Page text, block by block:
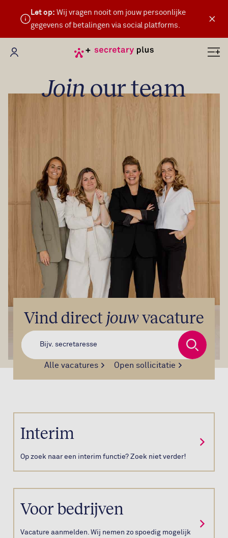
×
Let op: Wij vragen nooit om jouw persoonlijke
gegevens of betalingen via social platforms.
Mijn Secretary Plus
Joinour team
Vind direct jouwvacature
Zoeken
Alle vacatures Open sollicitatie
Interim
Op zoek naar een interim functie? Zoek niet verder!
Voor bedrijven
Vacature aanmelden. Wij nemen zo spoedig mogelijk